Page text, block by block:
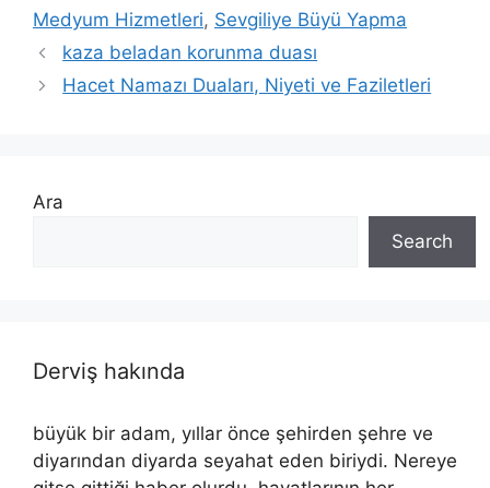
Medyum Hizmetleri, Sevgiliye Büyü Yapma
kaza beladan korunma duası
Hacet Namazı Duaları, Niyeti ve Faziletleri
Ara
Search
Derviş hakında
büyük bir adam, yıllar önce şehirden şehre ve
diyarından diyarda seyahat eden biriydi. Nereye